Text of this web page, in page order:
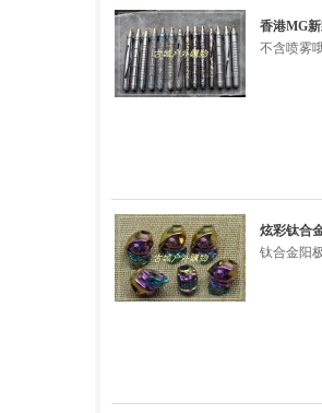
香港MG
不含喷雾
炫彩钛合
钛合金阳